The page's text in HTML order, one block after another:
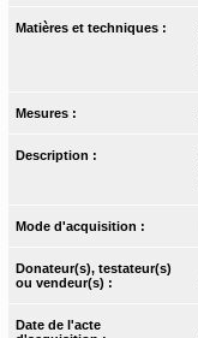
Matières et techniques :
Mesures :
Description :
Mode d'acquisition :
Donateur(s), testateur(s)
ou vendeur(s) :
Date de l'acte